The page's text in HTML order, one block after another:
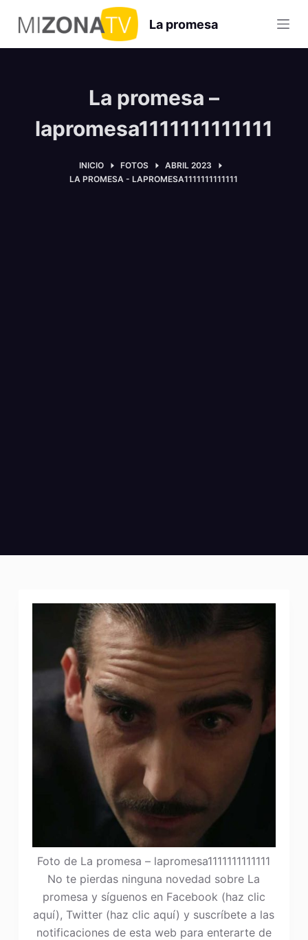
S
a
l
La promesa
La promesa –
lapromesa1111111111111
INICIO FOTOS
ABRIL 2023
LA PROMESA - LAPROMESA1111111111111
Foto de La promesa – lapromesa1111111111111
No te pierdas ninguna novedad sobre La
promesa y síguenos en Facebook (haz clic
aquí), Twitter (haz clic aquí) y suscríbete a las
notificaciones de esta web para enterarte de